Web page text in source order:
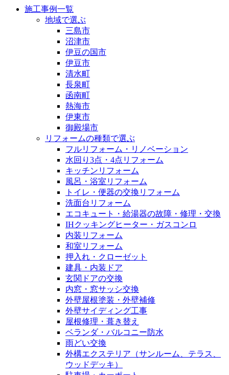
施工事例一覧
地域で選ぶ
三島市
沼津市
伊豆の国市
伊豆市
清水町
長泉町
函南町
熱海市
伊東市
御殿場市
リフォームの種類で選ぶ
フルリフォーム・リノベーション
水回り3点・4点リフォーム
キッチンリフォーム
風呂・浴室リフォーム
トイレ・便器の交換リフォーム
洗面台リフォーム
エコキュート・給湯器の故障・修理・交換
IHクッキングヒーター・ガスコンロ
内装リフォーム
和室リフォーム
押入れ・クローゼット
建具・内装ドア
玄関ドアの交換
内窓・窓サッシ交換
外壁屋根塗装・外壁補修
外壁サイディング工事
屋根修理・葺き替え
ベランダ・バルコニー防水
雨どい交換
外構エクステリア（サンルーム、テラス、
ウッドデッキ）